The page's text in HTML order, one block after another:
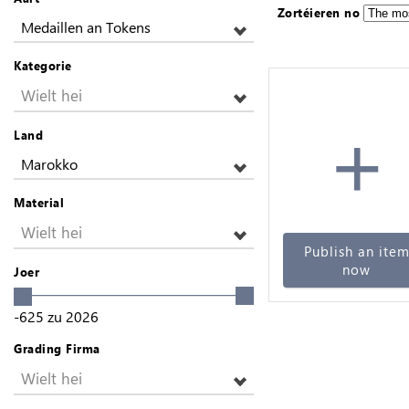
Medaillen an Tokens
Kategorie
Wielt hei
Land
Marokko
Material
Wielt hei
Joer
-625 zu 2026
Grading Firma
Wielt hei
Zortéieren no
+
Publish an item
now